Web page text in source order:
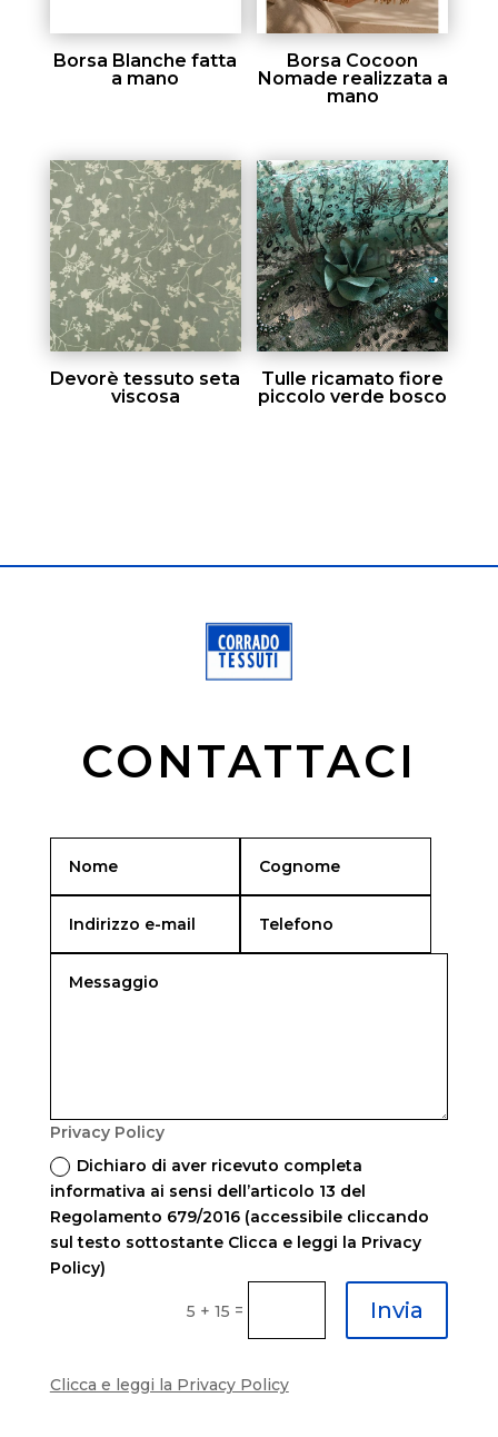
Borsa Blanche fatta
a mano
Borsa Cocoon
Nomade realizzata a
mano
Devorè tessuto seta
viscosa
Tulle ricamato fiore
piccolo verde bosco
CONTATTACI
Privacy Policy
Dichiaro di aver ricevuto completa
informativa ai sensi dell’articolo 13 del
Regolamento 679/2016 (accessibile cliccando
sul testo sottostante Clicca e leggi la Privacy
Policy)
5 + 15 = Invia
Clicca e leggi la Privacy Policy